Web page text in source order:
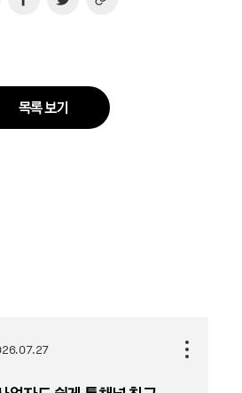
목록 보기